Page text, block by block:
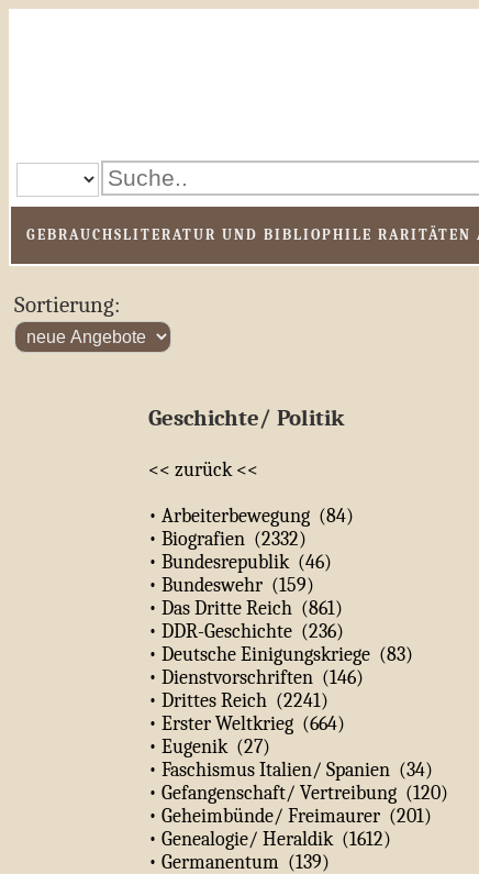
GEBRAUCHSLITERATUR UND BIBLIOPHILE
Sortierung:
Geschichte/ Politik
<< zurück <<
• Arbeiterbewegung (84)
• Biografien (2332)
• Bundesrepublik (46)
• Bundeswehr (159)
• Das Dritte Reich (861)
• DDR-Geschichte (236)
• Deutsche Einigungskriege (83)
• Dienstvorschriften (146)
• Drittes Reich (2241)
• Erster Weltkrieg (664)
• Eugenik (27)
• Faschismus Italien/ Spanien (34)
• Gefangenschaft/ Vertreibung (120)
• Geheimbünde/ Freimaurer (201)
• Genealogie/ Heraldik (1612)
• Germanentum (139)